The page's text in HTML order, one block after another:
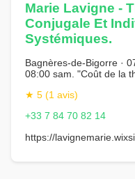
Marie Lavigne -
Conjugale Et
Systémiques.
Bagnères-de-Bigorre ·
08:00 sam. "Coût de la
★ 5 (1 avis)
+33 7 84 70 82 14
https://